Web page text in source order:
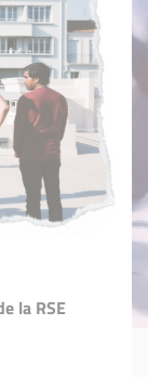
la RSE